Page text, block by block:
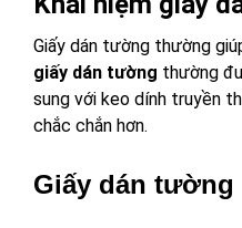
Giấy dán tường thường
giấy dán tường thường
sung với keo dính truyền
chắc chắn hơn.
Giấy dán tường